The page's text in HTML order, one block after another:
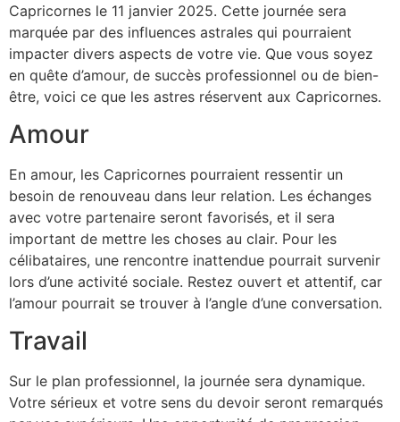
Capricornes le 11 janvier 2025. Cette journée sera
marquée par des influences astrales qui pourraient
impacter divers aspects de votre vie. Que vous soyez
en quête d’amour, de succès professionnel ou de bien-
être, voici ce que les astres réservent aux Capricornes.
Amour
En amour, les Capricornes pourraient ressentir un
besoin de renouveau dans leur relation. Les échanges
avec votre partenaire seront favorisés, et il sera
important de mettre les choses au clair. Pour les
célibataires, une rencontre inattendue pourrait survenir
lors d’une activité sociale. Restez ouvert et attentif, car
l’amour pourrait se trouver à l’angle d’une conversation.
Travail
Sur le plan professionnel, la journée sera dynamique.
Votre sérieux et votre sens du devoir seront remarqués